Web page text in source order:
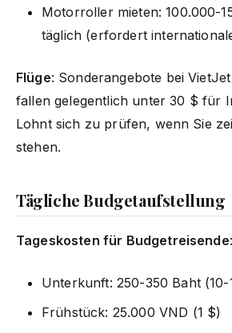
Motorroller mieten: 100.000-
täglich (erfordert
Flüge: Sonderangebote bei
fallen gelegentlich unter 30 $ für
Lohnt sich zu prüfen, wenn Sie
stehen.
Tägliche Budgetaufstellung
Tageskosten für Budgetreisende:
Unterkunft: 250-350 Baht (10-
Frühstück: 25.000 VND (1 $)